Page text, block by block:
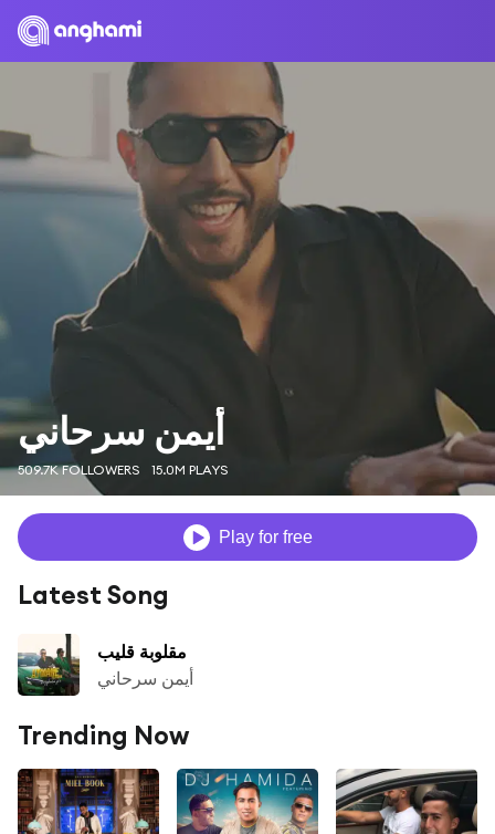
أيمن سرحاني
509.7K FOLLOWERS 15.0M PLAYS
Play for free
Latest Song
مقلوبة قليب
أيمن سرحاني
Trending Now